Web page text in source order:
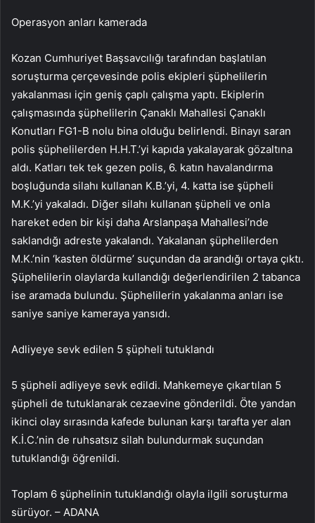
Operasyon anları kamerada
Kozan Cumhuriyet Başsavcılığı tarafından başlatılan
soruşturma çerçevesinde polis ekipleri şüphelilerin
yakalanması için geniş çaplı çalışma yaptı. Ekiplerin
çalışmasında şüphelilerin Çanaklı Mahallesi Çanaklı
Konutları FG1-B nolu bina olduğu belirlendi. Binayı saran
polis şüphelilerden H.H.T.’yi kapıda yakalayarak gözaltına
aldı. Katları tek tek gezen polis, 6. katın havalandırma
boşluğunda silahı kullanan K.B.’yi, 4. katta ise şüpheli
M.K.’yi yakaladı. Diğer silahı kullanan şüpheli ve onla
hareket eden bir kişi daha Arslanpaşa Mahallesi’nde
saklandığı adreste yakalandı. Yakalanan şüphelilerden
M.K.’nin ‘kasten öldürme’ suçundan da arandığı ortaya çıktı.
Şüphelilerin olaylarda kullandığı değerlendirilen 2 tabanca
ise aramada bulundu. Şüphelilerin yakalanma anları ise
saniye saniye kameraya yansıdı.
Adliyeye sevk edilen 5 şüpheli tutuklandı
5 şüpheli adliyeye sevk edildi. Mahkemeye çıkartılan 5
şüpheli de tutuklanarak cezaevine gönderildi. Öte yandan
ikinci olay sırasında kafede bulunan karşı tarafta yer alan
K.İ.C.’nin de ruhsatsız silah bulundurmak suçundan
tutuklandığı öğrenildi.
Toplam 6 şüphelinin tutuklandığı olayla ilgili soruşturma
sürüyor. – ADANA